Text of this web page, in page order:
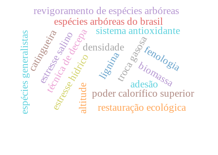
biomassa
densidade
sistema antioxidante
troca gasosa
espécies arbóreas do brasil
técnica de decepa
revigoramento de espécies arbóreas
lignina
poder calorífico superior
estresse salino
catingueira
estresse hídrico
altitude
espécies generalistas restauração ecológica
fenologia
adesão